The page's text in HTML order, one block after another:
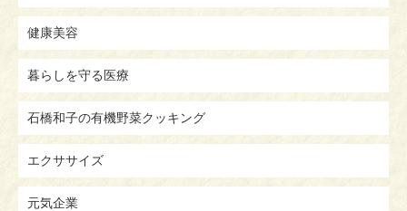
健康美容
暮らしを守る医療
石橋和子の有機野菜クッキング
エクササイズ
元気企業